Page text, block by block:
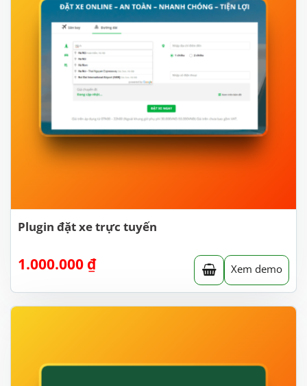
Plugin đặt xe trực tuyến
1.000.000 ₫ Xem demo